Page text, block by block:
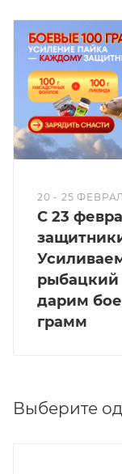
заброс или
место.
Помимо
Competition CS-
эстетикой и
облегченными
который
ладонью, что
вываживанию, и
которая имеет
более удобного
эффективность
который сводит
перехлеста лески.
20 - 25
С 23
дарим
грамм
Выберите